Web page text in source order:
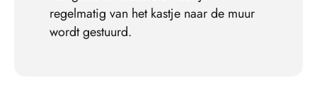
regelmatig van het kastje naar de muur
wordt gestuurd.